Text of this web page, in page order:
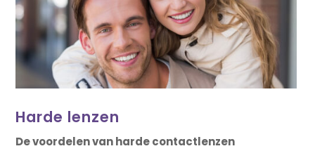
Harde lenzen
De voordelen van harde contactlenzen